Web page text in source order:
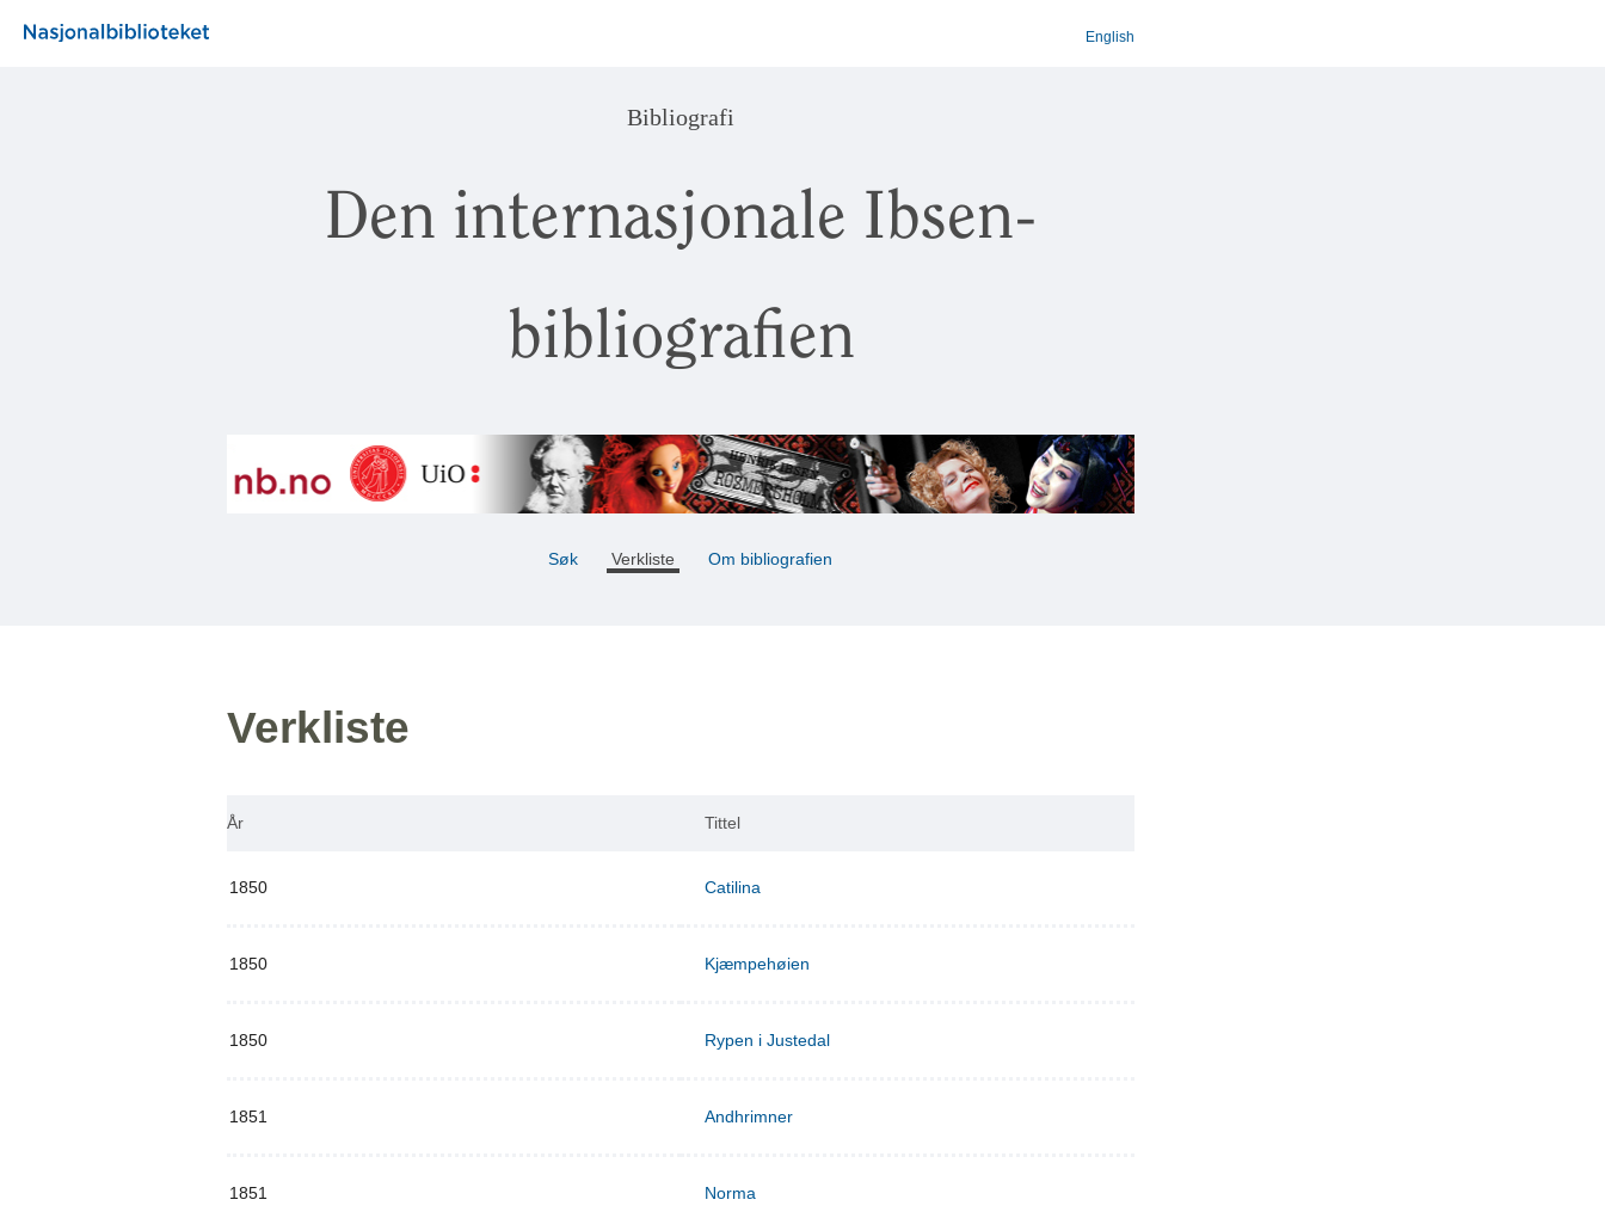
English
Bibliografi
Den internasjonale Ibsen-
bibliografien
Søk Verkliste Om bibliografien
Verkliste
År Tittel
1850 Catilina
1850 Kjæmpehøien
1850 Rypen i Justedal
1851 Andhrimner
1851 Norma